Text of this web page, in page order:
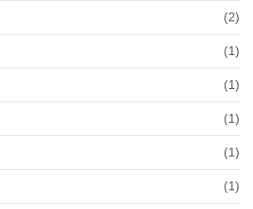
(2)
(1)
(1)
(1)
(1)
(1)